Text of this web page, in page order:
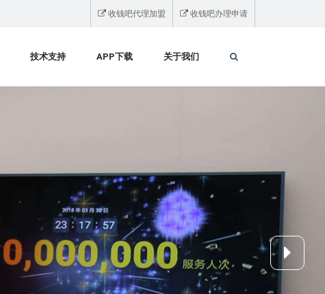
收钱吧代理加盟 收钱吧办理申请
技术支持 APP下载 关于我们